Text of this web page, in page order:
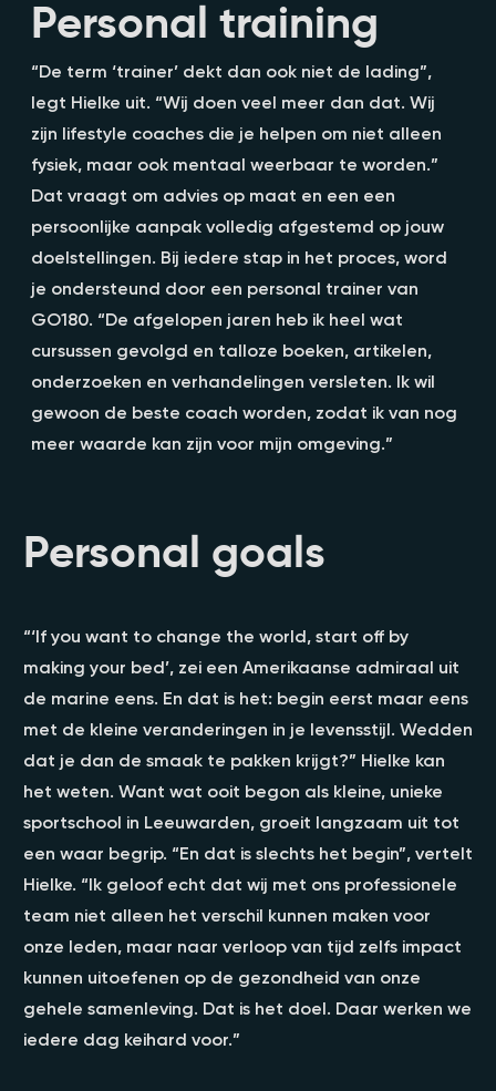
Personal training
“De term ‘trainer’ dekt dan ook niet de lading”,
legt Hielke uit. “Wij doen veel meer dan dat. Wij
zijn lifestyle coaches die je helpen om niet alleen
fysiek, maar ook mentaal weerbaar te worden.”
Dat vraagt om advies op maat en een een
persoonlijke aanpak volledig afgestemd op jouw
doelstellingen. Bij iedere stap in het proces, word
je ondersteund door een personal trainer van
GO180. “De afgelopen jaren heb ik heel wat
cursussen gevolgd en talloze boeken, artikelen,
onderzoeken en verhandelingen versleten. Ik wil
gewoon de beste coach worden, zodat ik van nog
meer waarde kan zijn voor mijn omgeving.”
Personal goals
“‘If you want to change the world, start off by
making your bed’, zei een Amerikaanse admiraal uit
de marine eens. En dat is het: begin eerst maar eens
met de kleine veranderingen in je levensstijl. Wedden
dat je dan de smaak te pakken krijgt?” Hielke kan
het weten. Want wat ooit begon als kleine, unieke
sportschool in Leeuwarden, groeit langzaam uit tot
een waar begrip. “En dat is slechts het begin”, vertelt
Hielke. “Ik geloof echt dat wij met ons professionele
team niet alleen het verschil kunnen maken voor
onze leden, maar naar verloop van tijd zelfs impact
kunnen uitoefenen op de gezondheid van onze
gehele samenleving. Dat is het doel. Daar werken we
iedere dag keihard voor.”